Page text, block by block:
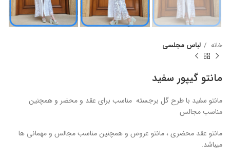
خانه لباس مجلسی
مانتو گیپور سفید
مانتو سفید با طرح گل برجسته مناسب برای عقد و محضر و همچنین
مناسب مجالس
مانتو عقد محضری ، مانتو عروس و همچنین مناسب مجالس و مهمانی ها
میباشد.